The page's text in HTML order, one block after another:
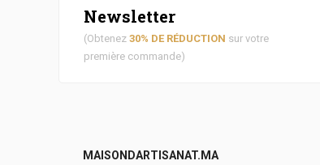
Newsletter
(Obtenez 30% DE RÉDUCTION sur votre
première commande)
MAISONDARTISANAT.MA